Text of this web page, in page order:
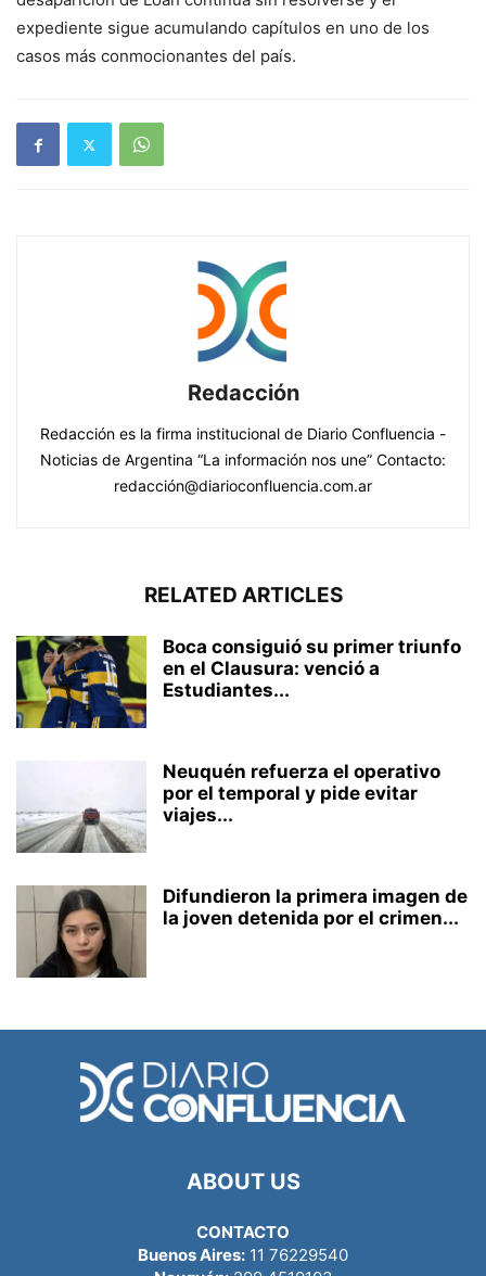
expediente sigue acumulando capítulos en uno de los
casos más conmocionantes del país.
Redacción
Redacción es la firma institucional de Diario Confluencia -
Noticias de Argentina “La información nos une” Contacto:
redacción@diarioconfluencia.com.ar
RELATED ARTICLES
Boca consiguió su primer triunfo
en el Clausura: venció a
Estudiantes...
Neuquén refuerza el operativo
por el temporal y pide evitar
viajes...
Difundieron la primera imagen de
la joven detenida por el crimen...
ABOUT US
CONTACTO
Buenos Aires: 11 76229540